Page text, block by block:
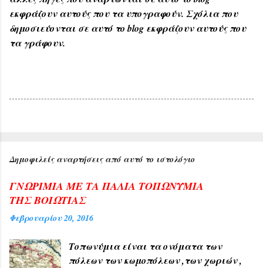
εκφράζουν αυτούς που τα υπογραφούν. Σχόλια που
δημοσιεύονται σε αυτό το blog εκφράζουν αυτούς που
τα γράφουν.
Δημοφιλείς αναρτήσεις από αυτό το ιστολόγιο
ΓΝΩΡΙΜΙΑ ΜΕ ΤΑ ΠΑΛΙΑ ΤΟΠΩΝΥΜΙΑ
ΤΗΣ ΒΟΙΩΤΙΑΣ
Φεβρουαρίου 20, 2016
Τοπωνύμια είναι τα ονόματα των
πόλεων των κωμοπόλεων ,των χωριών ,